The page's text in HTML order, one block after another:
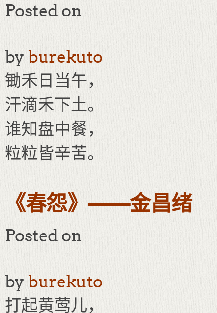
Posted on
by burekuto
锄禾日当午，
汗滴禾下土。
谁知盘中餐，
粒粒皆辛苦。
《春怨》——金昌绪
Posted on
by burekuto
打起黄莺儿，